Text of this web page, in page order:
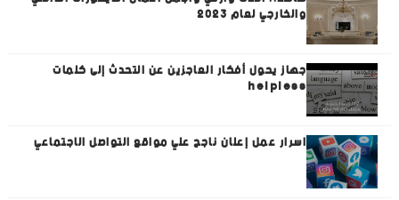
والخارجي لعام 2023
جهاز يحول أفكار العاجزين عن التحدث إلى كلمات
helpless
اسرار عمل إعلان ناجح علي مواقع التواصل الاجتماعي